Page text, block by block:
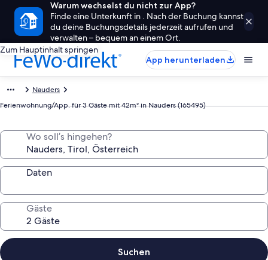
Warum wechselst du nicht zur App?
Finde eine Unterkunft in . Nach der Buchung kannst
du deine Buchungsdetails jederzeit aufrufen und
verwalten – bequem an einem Ort.
Zum Hauptinhalt springen
App herunterladen
Nauders
Ferienwohnung/App. für 3 Gäste mit 42m² in Nauders (165495)
Wo soll’s hingehen?
Daten
Gäste
Suchen